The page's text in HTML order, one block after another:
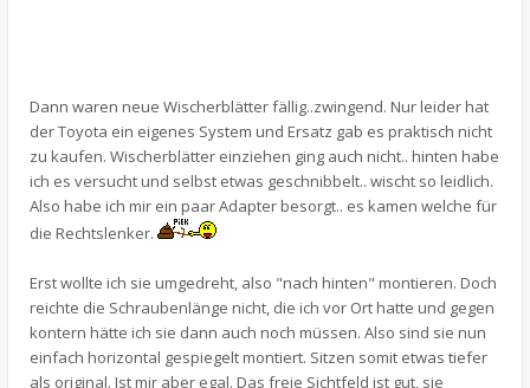
Dann waren neue Wischerblätter fällig..zwingend. Nur leider hat
der Toyota ein eigenes System und Ersatz gab es praktisch nicht
zu kaufen. Wischerblätter einziehen ging auch nicht.. hinten habe
ich es versucht und selbst etwas geschnibbelt.. wischt so leidlich.
Also habe ich mir ein paar Adapter besorgt.. es kamen welche für
die Rechtslenker.
Erst wollte ich sie umgedreht, also "nach hinten" montieren. Doch
reichte die Schraubenlänge nicht, die ich vor Ort hatte und gegen
kontern hätte ich sie dann auch noch müssen. Also sind sie nun
einfach horizontal gespiegelt montiert. Sitzen somit etwas tiefer
als original. Ist mir aber egal. Das freie Sichtfeld ist gut, sie